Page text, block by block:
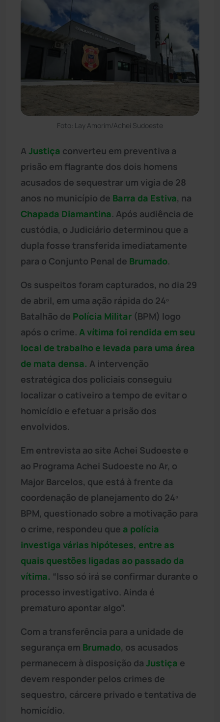
Foto: Lay Amorim/Achei Sudoeste
A Justiça converteu em preventiva a
prisão em flagrante dos dois homens
acusados de sequestrar um vigia de 28
anos no município de Barra da Estiva, na
Chapada Diamantina. Após audiência de
custódia, o Judiciário determinou que a
dupla fosse transferida imediatamente
para o Conjunto Penal de Brumado.
Os suspeitos foram capturados, no dia 29
de abril, em uma ação rápida do 24º
Batalhão de Polícia Militar (BPM) logo
após o crime. A vítima foi rendida em seu
local de trabalho e levada para uma área
de mata densa. A intervenção
estratégica dos policiais conseguiu
localizar o cativeiro a tempo de evitar o
homicídio e efetuar a prisão dos
envolvidos.
Em entrevista ao site Achei Sudoeste e
ao Programa Achei Sudoeste no Ar, o
Major Barcelos, que está à frente da
coordenação de planejamento do 24º
BPM, questionado sobre a motivação para
o crime, respondeu que a polícia
investiga várias hipóteses, entre as
quais questões ligadas ao passado da
vítima. “Isso só irá se confirmar durante o
processo investigativo. Ainda é
prematuro apontar algo”.
Com a transferência para a unidade de
segurança em Brumado, os acusados
permanecem à disposição da Justiça e
devem responder pelos crimes de
sequestro, cárcere privado e tentativa de
homicídio.